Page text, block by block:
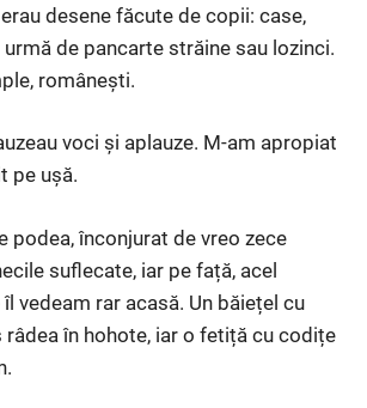
desene făcute de copii: case,
de pancarte străine sau lozinci.
românești.
voci și aplauze. M-am apropiat
pe ușă.
podea, înconjurat de vreo zece
suflecate, iar pe față, acel
vedeam rar acasă. Un băiețel cu
în hohote, iar o fetiță cu codițe